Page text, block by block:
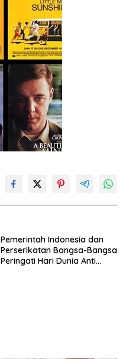
Pemerintah Indonesia dan
Perserikatan Bangsa-Bangsa
Peringati Hari Dunia Anti